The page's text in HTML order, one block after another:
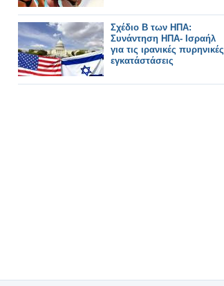
Σχέδιο Β των ΗΠΑ:
Συνάντηση ΗΠΑ- Ισραήλ
για τις ιρανικές πυρηνικές
εγκατάστάσεις